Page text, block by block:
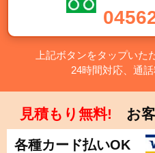
上記ボタンをタップいた
24時間対応、通話
見積もり無料! お客
各種カード払いOK